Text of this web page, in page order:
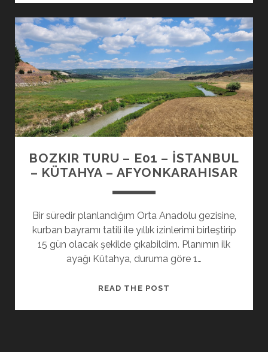
E02
–
AFYONKARAHISAR-
KONYA
BOZKIR TURU – E01 – İSTANBUL
– KÜTAHYA – AFYONKARAHISAR
Bir süredir planlandığım Orta Anadolu gezisine,
kurban bayramı tatili ile yıllık izinlerimi birleştirip
15 gün olacak şekilde çıkabildim. Planımın ilk
ayağı Kütahya, duruma göre 1…
READ THE POST